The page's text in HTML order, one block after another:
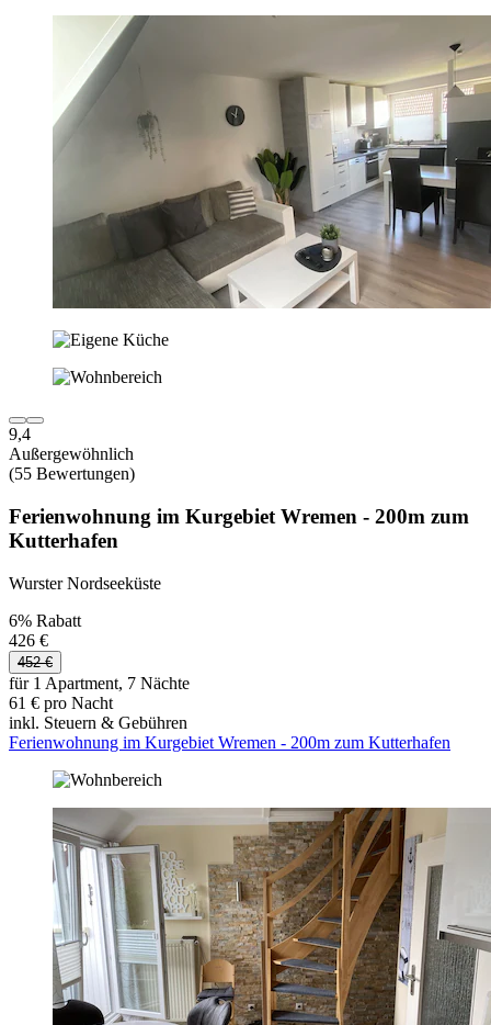
9,4
Außergewöhnlich
(55 Bewertungen)
Ferienwohnung im Kurgebiet Wremen - 200m zum
Kutterhafen
Wurster Nordseeküste
6% Rabatt
426 €
452 €
für 1 Apartment, 7 Nächte
61 € pro Nacht
inkl. Steuern & Gebühren
Ferienwohnung im Kurgebiet Wremen - 200m zum Kutterhafen